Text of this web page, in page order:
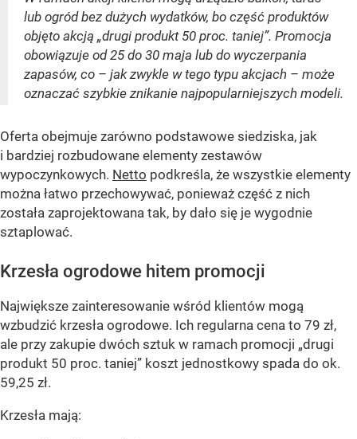
lub ogród bez dużych wydatków, bo część produktów
objęto akcją „drugi produkt 50 proc. taniej”. Promocja
obowiązuje od 25 do 30 maja lub do wyczerpania
zapasów, co – jak zwykle w tego typu akcjach – może
oznaczać szybkie znikanie najpopularniejszych modeli.
Oferta obejmuje zarówno podstawowe siedziska, jak
i bardziej rozbudowane elementy zestawów
wypoczynkowych. Netto podkreśla, że wszystkie elementy
można łatwo przechowywać, ponieważ część z nich
została zaprojektowana tak, by dało się je wygodnie
sztaplować.
Krzesła ogrodowe hitem promocji
Największe zainteresowanie wśród klientów mogą
wzbudzić krzesła ogrodowe. Ich regularna cena to 79 zł,
ale przy zakupie dwóch sztuk w ramach promocji „drugi
produkt 50 proc. taniej” koszt jednostkowy spada do ok.
59,25 zł.
Krzesła mają: